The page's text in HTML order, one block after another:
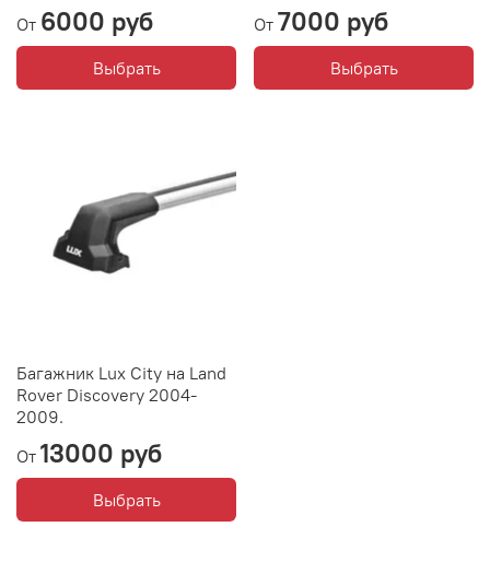
От 6000 руб
Выбрать
От 7000 руб
Выбрать
Багажник Lux City на Land
Rover Discovery 2004-
2009.
От 13000 руб
Выбрать